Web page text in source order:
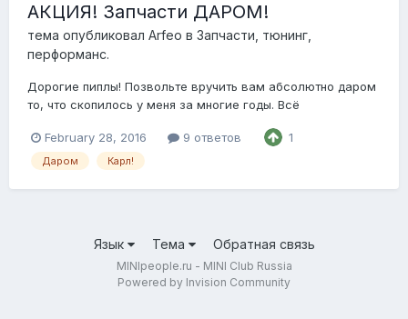
АКЦИЯ! Запчасти ДАРОМ!
тема опубликовал Arfeo в Запчасти, тюнинг,
перформанс.
Дорогие пиплы! Позвольте вручить вам абсолютно даром
то, что скопилось у меня за многие годы. Всё
настоят на обратном, я бы не стал перечислять всё --
выложу фото. Там всё и так ясно. Состояние всего,
February 28, 2016 9 ответов 1
Даром Карл!
Язык Тема Обратная связь
MINIpeople.ru - MINI Club Russia
Powered by Invision Community